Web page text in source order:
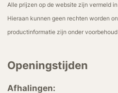
Alle prijzen op de website zijn vermeld in
Hieraan kunnen geen rechten worden
productinformatie zijn onder
Openingstijden
Afhalingen: